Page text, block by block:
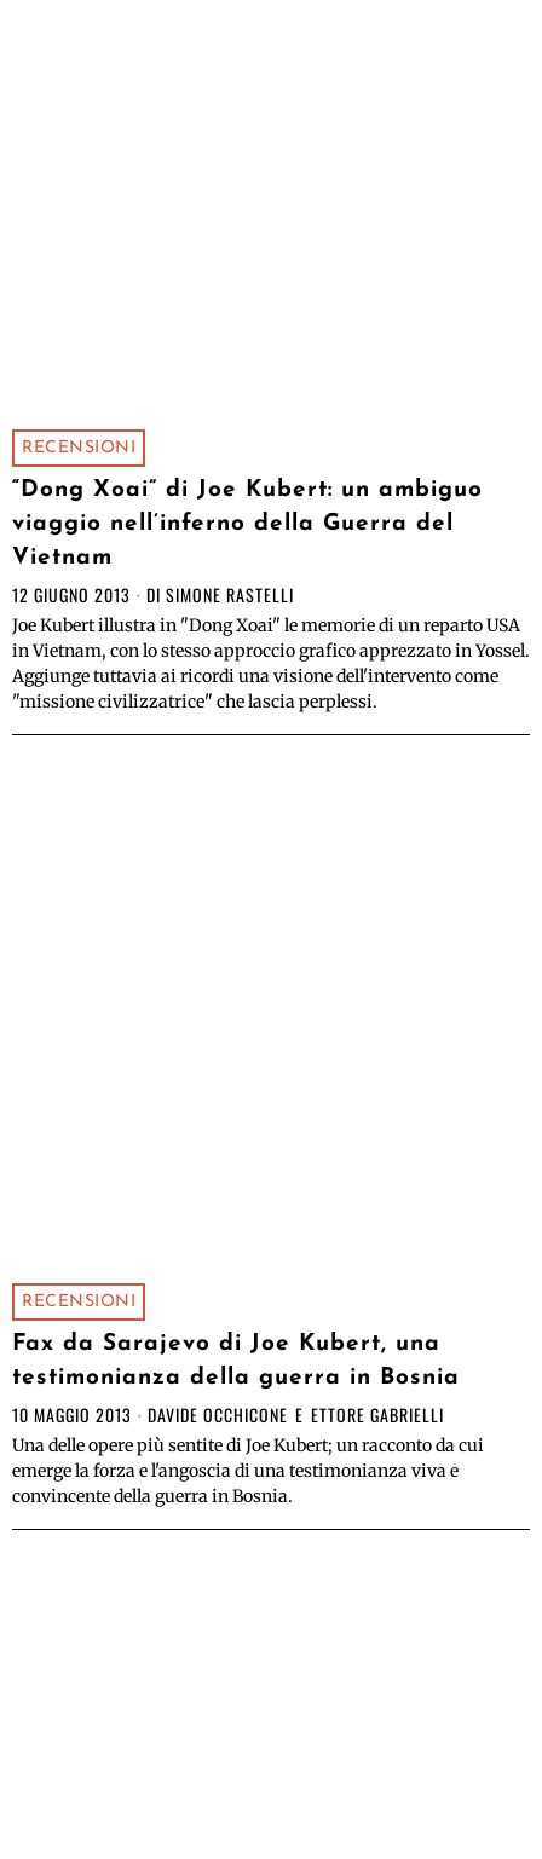
RECENSIONI
“Dong Xoai” di Joe Kubert: un ambiguo
viaggio nell’inferno della Guerra del
Vietnam
12 GIUGNO 2013 DI SIMONE RASTELLI
Joe Kubert illustra in "Dong Xoai" le memorie di un reparto USA
in Vietnam, con lo stesso approccio grafico apprezzato in Yossel.
Aggiunge tuttavia ai ricordi una visione dell'intervento come
"missione civilizzatrice" che lascia perplessi.
RECENSIONI
Fax da Sarajevo di Joe Kubert, una
testimonianza della guerra in Bosnia
10 MAGGIO 2013 DAVIDE OCCHICONE E ETTORE GABRIELLI
Una delle opere più sentite di Joe Kubert; un racconto da cui
emerge la forza e l'angoscia di una testimonianza viva e
convincente della guerra in Bosnia.